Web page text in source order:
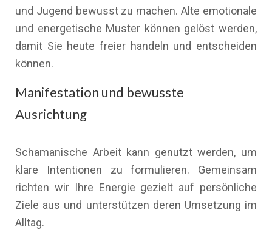
und Jugend bewusst zu machen. Alte emotionale
und energetische Muster können gelöst werden,
damit Sie heute freier handeln und entscheiden
können.
Manifestation und bewusste
Ausrichtung
Schamanische Arbeit kann genutzt werden, um
klare Intentionen zu formulieren. Gemeinsam
richten wir Ihre Energie gezielt auf persönliche
Ziele aus und unterstützen deren Umsetzung im
Alltag.